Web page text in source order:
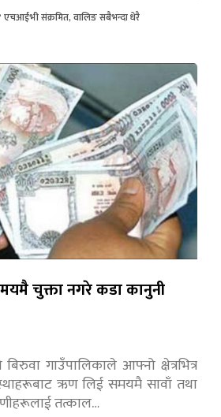
एचआईभी संक्रमित, वालिङ सबैभन्दा धेरै
चुक्ता नगरे कडा कानुनी
गाउँपालिकाले आफ्नो क्षेत्रभित्र
ऋण लिई समयमै सावाँ तथा
तत्काल…